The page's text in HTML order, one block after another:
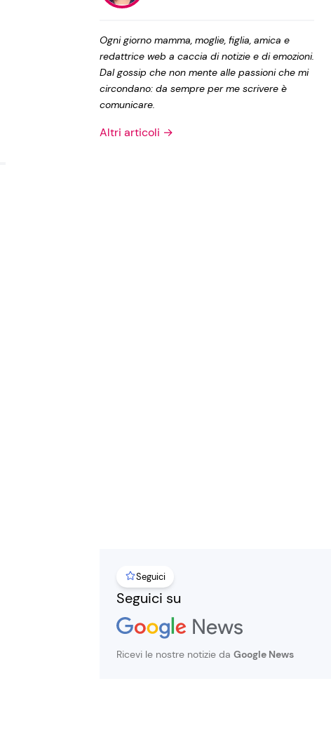
Privacy Policy
Ogni giorno mamma, moglie, figlia, amica e
redattrice web a caccia di notizie e di emozioni.
Dal gossip che non mente alle passioni che mi
circondano: da sempre per me scrivere è
comunicare.
Altri articoli →
Seguici
Seguici su
Ricevi le nostre notizie da Google News